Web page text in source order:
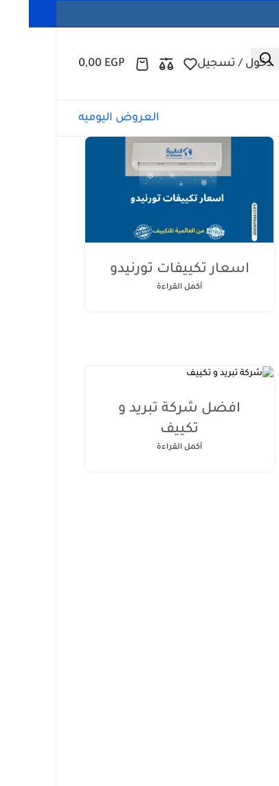
دخول / تسجيل 0,00 EGP
العروض اليوميه
اسعار تكييفات تورنيدو
أكمل القراءة
افضل شركة تبريد و
تكييف
أكمل القراءة